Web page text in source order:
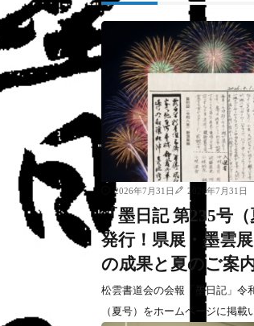
2026年7月31日 2026年7月31日
「墨日記 第235号（
発行！県展・墨雲
の成果と夏のご案
松雲書道会の会報「墨日記」令
（夏号）をホームページに掲